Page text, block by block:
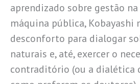
aprendizado sobre gestão
máquina pública, Kobayashi
desconforto para dialogar
naturais e, até, exercer o
contraditório (ou a dialética